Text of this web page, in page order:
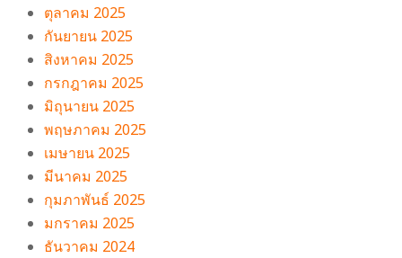
ตุลาคม 2025
กันยายน 2025
สิงหาคม 2025
กรกฎาคม 2025
มิถุนายน 2025
พฤษภาคม 2025
เมษายน 2025
มีนาคม 2025
กุมภาพันธ์ 2025
มกราคม 2025
ธันวาคม 2024